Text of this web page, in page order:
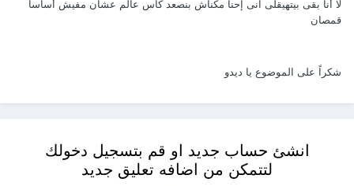
لا أنا بقى بيتهيقلى انى إحنا مكناش بنصعد كأس عالم عشان مفيش أساساً
قمصان
شكراً على الموضوع يا ديدو
انشئ حساب جديد او قم بتسجيل دخولك
لتتمكن من اضافه تعليق جديد